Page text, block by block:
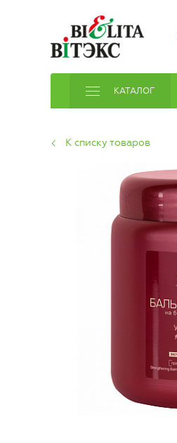
КАТАЛОГ
К списку товаров